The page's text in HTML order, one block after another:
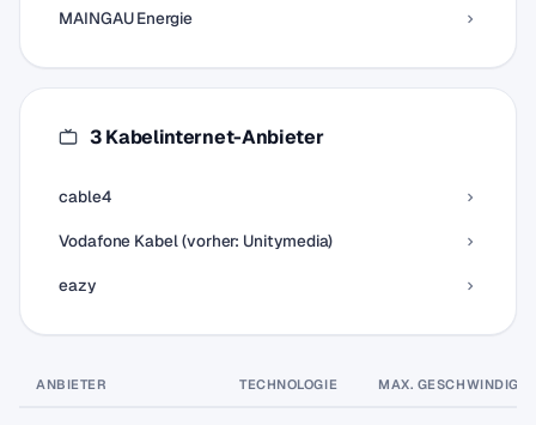
MAINGAU Energie
3 Kabelinternet-Anbieter
cable4
Vodafone Kabel (vorher: Unitymedia)
eazy
ANBIETER TECHNOLOGIE MAX.